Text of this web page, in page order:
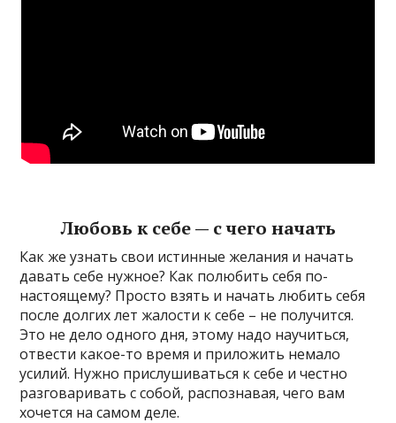
Любовь к себе — с чего начать
Как же узнать свои истинные желания и начать
давать себе нужное? Как полюбить себя по-
настоящему? Просто взять и начать любить себя
после долгих лет жалости к себе – не получится.
Это не дело одного дня, этому надо научиться,
отвести какое-то время и приложить немало
усилий. Нужно прислушиваться к себе и честно
разговаривать с собой, распознавая, чего вам
хочется на самом деле.